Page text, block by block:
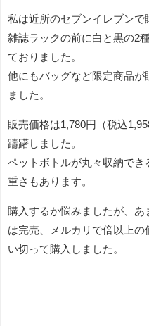
私は近所のセブンイレブンで
雑誌ラックの前に白と黒の2
ておりました。
他にもバッグなど限定商品が
ました。
販売価格は1,780円（税込
躊躇しました。
ペットボトルが丸々収納でき
重さもあります。
購入するか悩みましたが、
は完売、メルカリで倍以上
い切って購入しました。